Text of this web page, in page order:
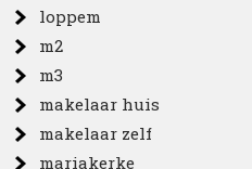
loppem
m2
m3
makelaar huis
makelaar zelf
mariakerke